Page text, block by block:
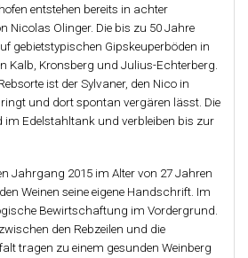
entstehen bereits in achter
Nicolas Olinger. Die bis zu 50 Jahre
gebietstypischen Gipskeuperböden in
Kalb, Kronsberg und Julius-Echterberg.
ist der Sylvaner, den Nico in
und dort spontan vergären lässt. Die
im Edelstahltank und verbleiben bis zur
Jahrgang 2015 im Alter von 27 Jahren
Weinen seine eigene Handschrift. Im
Bewirtschaftung im Vordergrund.
den Rebzeilen und die
tragen zu einem gesunden Weinberg